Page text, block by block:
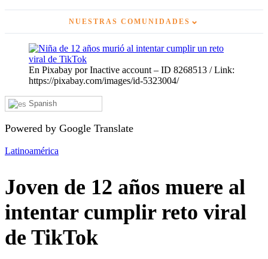
NUESTRAS COMUNIDADES ⌄
En Pixabay por Inactive account – ID 8268513 / Link:
https://pixabay.com/images/id-5323004/
Spanish
Powered by Google Translate
Latinoamérica
Joven de 12 años muere al
intentar cumplir reto viral
de TikTok